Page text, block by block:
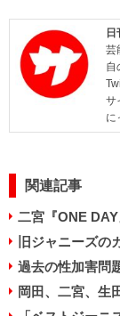
日
芸
自
サ
に
関連記事
二宮『ONE
旧ジャニーズの
過去の性加害問
岡田、二宮、生